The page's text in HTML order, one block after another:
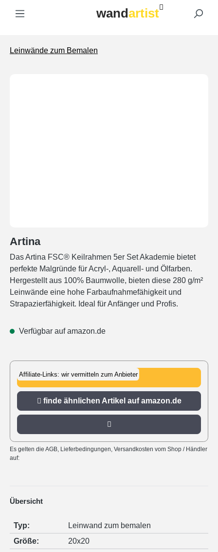
Zum Hauptinhalt springen wandartist
Leinwände zum Bemalen
Artina
Das Artina FSC® Keilrahmen 5er Set Akademie bietet
perfekte Malgründe für Acryl-, Aquarell- und Ölfarben.
Hergestellt aus 100% Baumwolle, bieten diese 280 g/m²
Leinwände eine hohe Farbaufnahmefähigkeit und
Strapazierfähigkeit. Ideal für Anfänger und Profis.
Verfügbar auf amazon.de
Affiliate-Links: wir vermitteln zum Anbieter
zu amazon.de
finde ähnlichen Artikel auf amazon.de
Es gelten die AGB, Lieferbedingungen, Versandkosten vom Shop / Händler
auf:
Übersicht
Typ:
Leinwand zum bemalen
Größe:
20x20